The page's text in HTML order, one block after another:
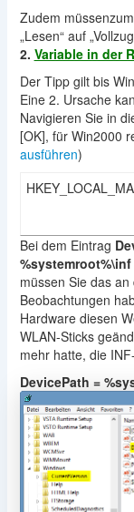
Zudem
„Lesen“ auf
2. Variable in der
Der Tipp gilt bis
Eine 2. Ursache
Navigieren Sie in
[OK], für Win2000
ausführen)
Bei dem Eintrag
%systemroot%\inf
müssen Sie das
Beobachtungen
Hardware diesen
WLAN-Sticks
mehr hatte, die
DevicePath =